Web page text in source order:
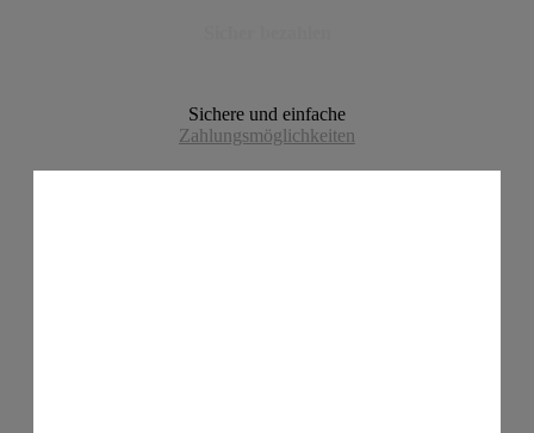
Sichere und einfache
Zahlungsmöglichkeiten